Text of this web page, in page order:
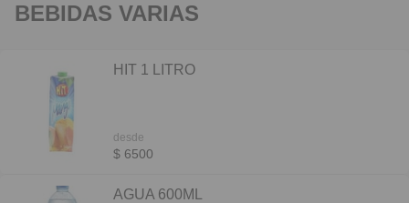
BEBIDAS VARIAS
HIT 1 LITRO
desde
$ 6500
AGUA 600ML